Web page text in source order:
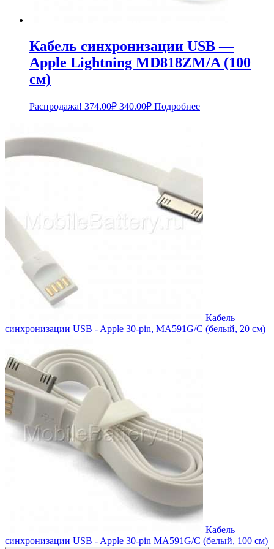
Кабель синхронизации USB —
Apple Lightning MD818ZM/A (100
см)
Распродажа! 374.00₽ Первоначальная
340.00₽Текущая
Подробнее
Кабель
синхронизации USB - Apple 30-pin, MA591G/C (белый, 20 см)
Кабель
синхронизации USB - Apple 30-pin MA591G/C (белый, 100 см)